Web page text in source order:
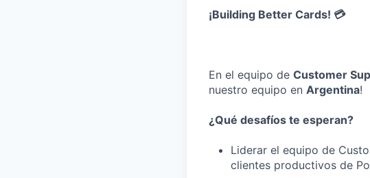
¡Building Better Cards! 💳
En el equipo de Customer
nuestro equipo en Argentina!
¿Qué desafíos te esperan?
Liderar el equipo de
clientes productivos de